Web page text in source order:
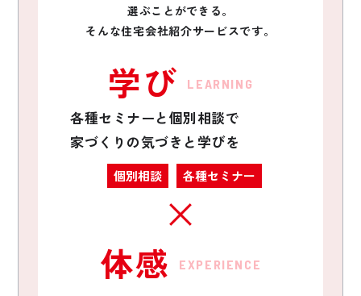
選ぶことができる。
そんな住宅会社紹介サービスです。
LEARNING
学び
各種セミナーと個別相談で
家づくりの気づきと学びを
個別相談 各種セミナー
EXPERIENCE
体感